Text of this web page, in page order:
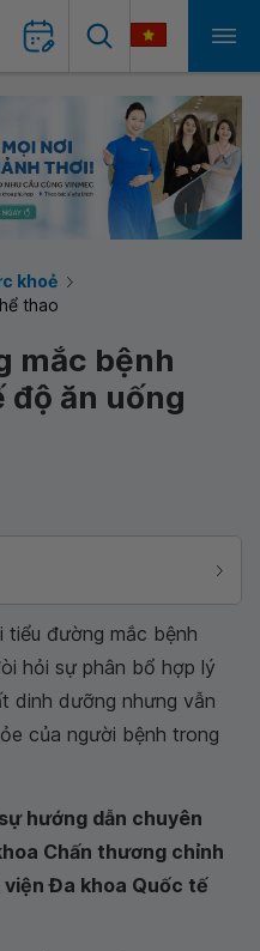
khoẻ
thao
mắc bệnh
độ ăn uống
tiểu đường mắc bệnh
hỏi sự phân bổ hợp lý
dinh dưỡng nhưng vẫn
của người bệnh trong
hướng dẫn chuyên
Chấn thương chỉnh
Đa khoa Quốc tế